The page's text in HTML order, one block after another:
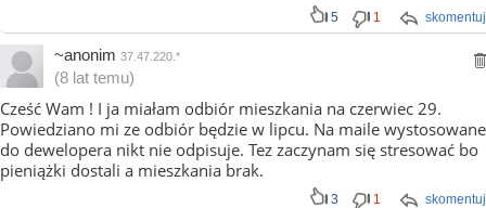
skomentuj
5 1
~anonim 37.47.220.*
(8 lat temu)
Cześć Wam ! I ja miałam odbiór mieszkania na czerwiec 29.
Powiedziano mi ze odbiór będzie w lipcu. Na maile wystosowane
do dewelopera nikt nie odpisuje. Tez zaczynam się stresować bo
pieniążki dostali a mieszkania brak.
skomentuj
3 1